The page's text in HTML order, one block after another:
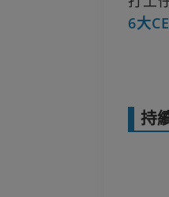
6大
持